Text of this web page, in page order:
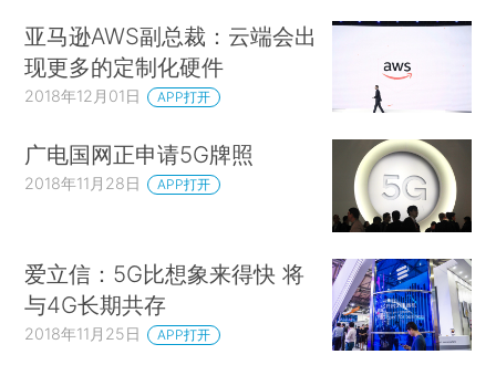
亚马逊AWS副总裁：云端会出
现更多的定制化硬件
2018年12月01日 APP打开
广电国网正申请5G牌照
2018年11月28日 APP打开
爱立信：5G比想象来得快 将
与4G长期共存
2018年11月25日 APP打开